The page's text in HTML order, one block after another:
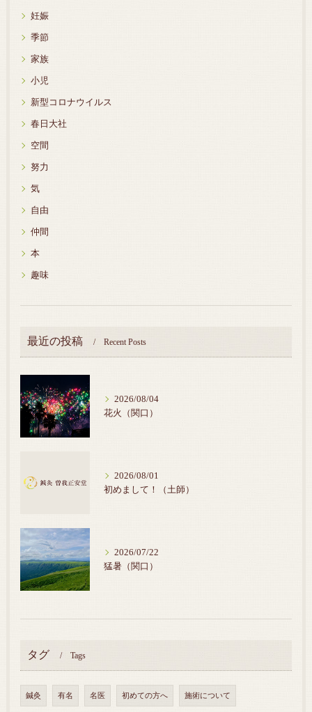
妊娠
季節
家族
小児
新型コロナウイルス
春日大社
空間
努力
気
自由
仲間
本
趣味
最近の投稿 Recent Posts
2026/08/04
花火（関口）
2026/08/01
初めまして！（土師）
2026/07/22
猛暑（関口）
タグ Tags
鍼灸 有名 名医 初めての方へ 施術について